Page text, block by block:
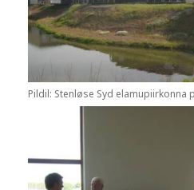
Pildil: Stenløse Syd elamupiirkonna